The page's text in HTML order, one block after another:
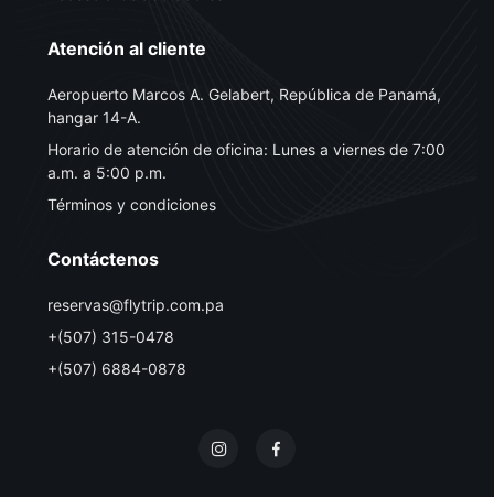
Atención al cliente
Aeropuerto Marcos A. Gelabert, República de Panamá,
hangar 14-A.
Horario de atención de oficina: Lunes a viernes de 7:00
a.m. a 5:00 p.m.
Términos y condiciones
Contáctenos
reservas@flytrip.com.pa
+(507) 315-0478
+(507) 6884-0878